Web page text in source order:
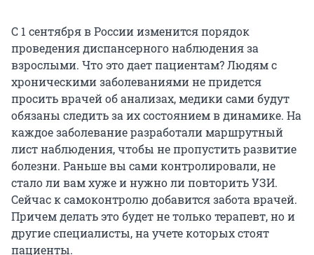
С 1 сентября в России изменится порядок
проведения диспансерного наблюдения за
взрослыми. Что это дает пациентам? Людям с
хроническими заболеваниями не придется
просить врачей об анализах, медики сами будут
обязаны следить за их состоянием в динамике. На
каждое заболевание разработали маршрутный
лист наблюдения, чтобы не пропустить развитие
болезни. Раньше вы сами контролировали, не
стало ли вам хуже и нужно ли повторить УЗИ.
Сейчас к самоконтролю добавится забота врачей.
Причем делать это будет не только терапевт, но и
другие специалисты, на учете которых стоят
пациенты.